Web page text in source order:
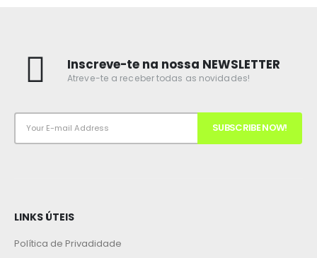
Inscreve-te na nossa NEWSLETTER
Atreve-te a receber todas as novidades!
LINKS ÚTEIS
Política de Privadidade